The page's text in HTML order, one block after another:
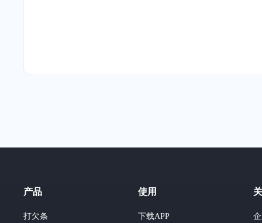
产品
打欠条
使用
下载APP